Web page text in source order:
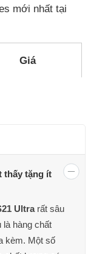
mới nhất tại
Giá
thấy tặng ít
Ultrarất sâu
là hàng chất
kèm. Một số